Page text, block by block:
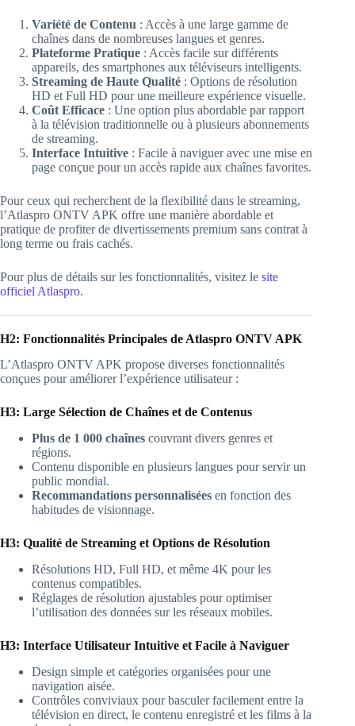
Variété de Contenu : Accès à une large gamme de
chaînes dans de nombreuses langues et genres.
Plateforme Pratique : Accès facile sur différents
appareils, des smartphones aux téléviseurs intelligents.
Streaming de Haute Qualité : Options de résolution
HD et Full HD pour une meilleure expérience visuelle.
Coût Efficace : Une option plus abordable par rapport
à la télévision traditionnelle ou à plusieurs abonnements
de streaming.
Interface Intuitive : Facile à naviguer avec une mise en
page conçue pour un accès rapide aux chaînes favorites.
Pour ceux qui recherchent de la flexibilité dans le streaming,
l’Atlaspro ONTV APK offre une manière abordable et
pratique de profiter de divertissements premium sans contrat à
long terme ou frais cachés.
Pour plus de détails sur les fonctionnalités, visitez le site
officiel Atlaspro.
H2: Fonctionnalités Principales de Atlaspro ONTV APK
L’Atlaspro ONTV APK propose diverses fonctionnalités
conçues pour améliorer l’expérience utilisateur :
H3: Large Sélection de Chaînes et de Contenus
Plus de 1 000 chaînes couvrant divers genres et
régions.
Contenu disponible en plusieurs langues pour servir un
public mondial.
Recommandations personnalisées en fonction des
habitudes de visionnage.
H3: Qualité de Streaming et Options de Résolution
Résolutions HD, Full HD, et même 4K pour les
contenus compatibles.
Réglages de résolution ajustables pour optimiser
l’utilisation des données sur les réseaux mobiles.
H3: Interface Utilisateur Intuitive et Facile à Naviguer
Design simple et catégories organisées pour une
navigation aisée.
Contrôles conviviaux pour basculer facilement entre la
télévision en direct, le contenu enregistré et les films à la